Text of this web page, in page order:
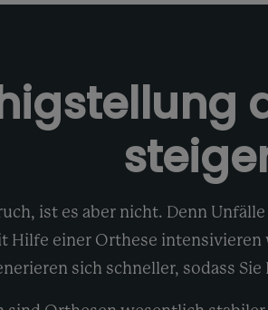
ist es aber nicht. Denn
Hilfe einer Orthese
sich schneller, sodass